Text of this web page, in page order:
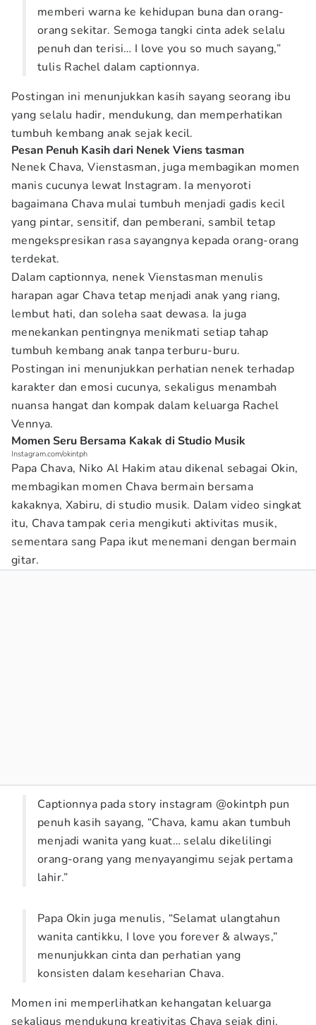
memberi warna ke kehidupan buna dan orang-
orang sekitar. Semoga tangki cinta adek selalu
penuh dan terisi… I love you so much sayang,”
tulis Rachel dalam captionnya.
Postingan ini menunjukkan kasih sayang seorang ibu
yang selalu hadir, mendukung, dan memperhatikan
tumbuh kembang anak sejak kecil.
Pesan Penuh Kasih dari Nenek Viens tasman
Nenek Chava, Vienstasman, juga membagikan momen
manis cucunya lewat Instagram. Ia menyoroti
bagaimana Chava mulai tumbuh menjadi gadis kecil
yang pintar, sensitif, dan pemberani, sambil tetap
mengekspresikan rasa sayangnya kepada orang-orang
terdekat.
Dalam captionnya, nenek Vienstasman menulis
harapan agar Chava tetap menjadi anak yang riang,
lembut hati, dan soleha saat dewasa. Ia juga
menekankan pentingnya menikmati setiap tahap
tumbuh kembang anak tanpa terburu-buru.
Postingan ini menunjukkan perhatian nenek terhadap
karakter dan emosi cucunya, sekaligus menambah
nuansa hangat dan kompak dalam keluarga Rachel
Vennya.
Momen Seru Bersama Kakak di Studio Musik
Instagram.com/okintph
Papa Chava, Niko Al Hakim atau dikenal sebagai Okin,
membagikan momen Chava bermain bersama
kakaknya, Xabiru, di studio musik. Dalam video singkat
itu, Chava tampak ceria mengikuti aktivitas musik,
sementara sang Papa ikut menemani dengan bermain
gitar.
Captionnya pada story instagram @okintph pun
penuh kasih sayang, “Chava, kamu akan tumbuh
menjadi wanita yang kuat… selalu dikelilingi
orang-orang yang menyayangimu sejak pertama
lahir.”
Papa Okin juga menulis, “Selamat ulangtahun
wanita cantikku, I love you forever & always,”
menunjukkan cinta dan perhatian yang
konsisten dalam keseharian Chava.
Momen ini memperlihatkan kehangatan keluarga
sekaligus mendukung kreativitas Chava sejak dini,